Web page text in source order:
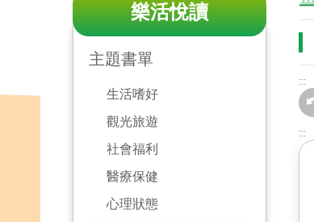
樂活悅讀
主題書單
生活嗜好
觀光旅遊
社會福利
醫療保健
心理狀態
:::
:::